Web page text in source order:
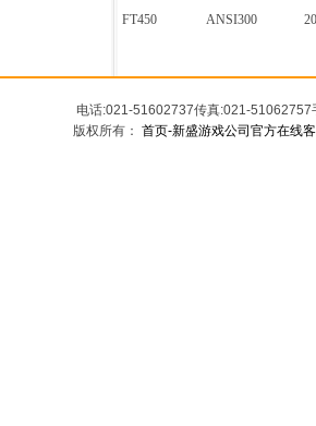
FT450
ANSI300
电话:021-51602737传真:021-
版权所有： 首页-新盛游戏公司官方在线